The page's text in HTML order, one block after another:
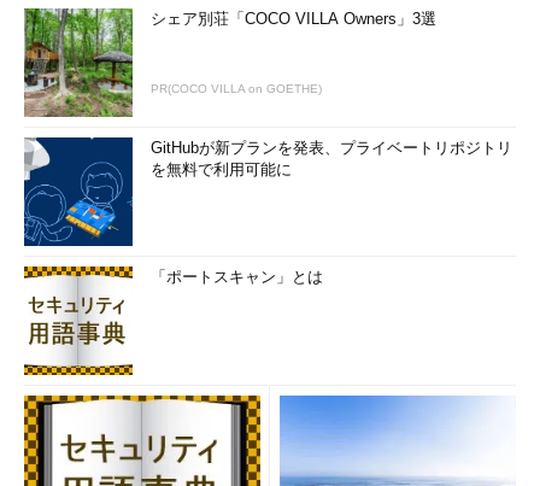
シェア別荘「COCO VILLA Owners」3選
PR(COCO VILLA on GOETHE)
GitHubが新プランを発表、プライベートリポジトリ
を無料で利用可能に
「ポートスキャン」とは